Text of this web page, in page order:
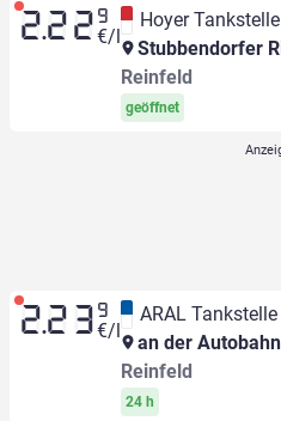
2.22 9
€/l
Hoyer Tankstelle
Stubbendorfer
Reinfeld
geöffnet
2.23 9
€/l
ARAL Tankstelle
an der
Reinfeld
24 h